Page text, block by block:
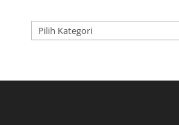
Kategori